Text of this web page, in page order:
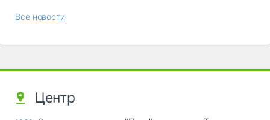
Все новости
Центр